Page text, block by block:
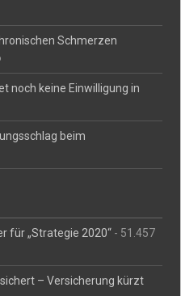
Schmerzen
noch keine Einwilligung in
beim
für „Strategie 2020“ - 51.457
– Versicherung kürzt